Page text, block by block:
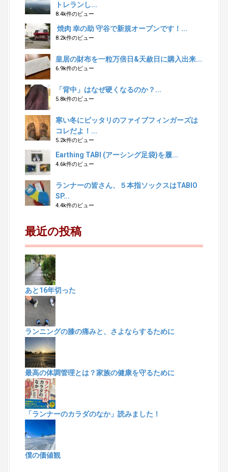
トレランし...
8.4k件のビュー
焼肉 幸の助 守谷で新規オープンです！...
8.2k件のビュー
皇居の財布を一粒万倍日&天赦日に購入出来...
6.9k件のビュー
「背中」はなぜ硬くなるのか？...
5.8k件のビュー
寒い冬にピッタリのファイブフィンガーズは
コレだよ！...
5.2k件のビュー
Earthing TABI (アーシング足袋)を履...
4.6k件のビュー
ランナーの皆さん、５本指ソックスはTABIO
SP...
4.4k件のビュー
最近の投稿
あと16年切った
ランニングの膝の痛みと、さよならするために
最高の体調管理とは？家族の健康を守るために
「ランナーのカラダのなか」読みました！
僕の価値観